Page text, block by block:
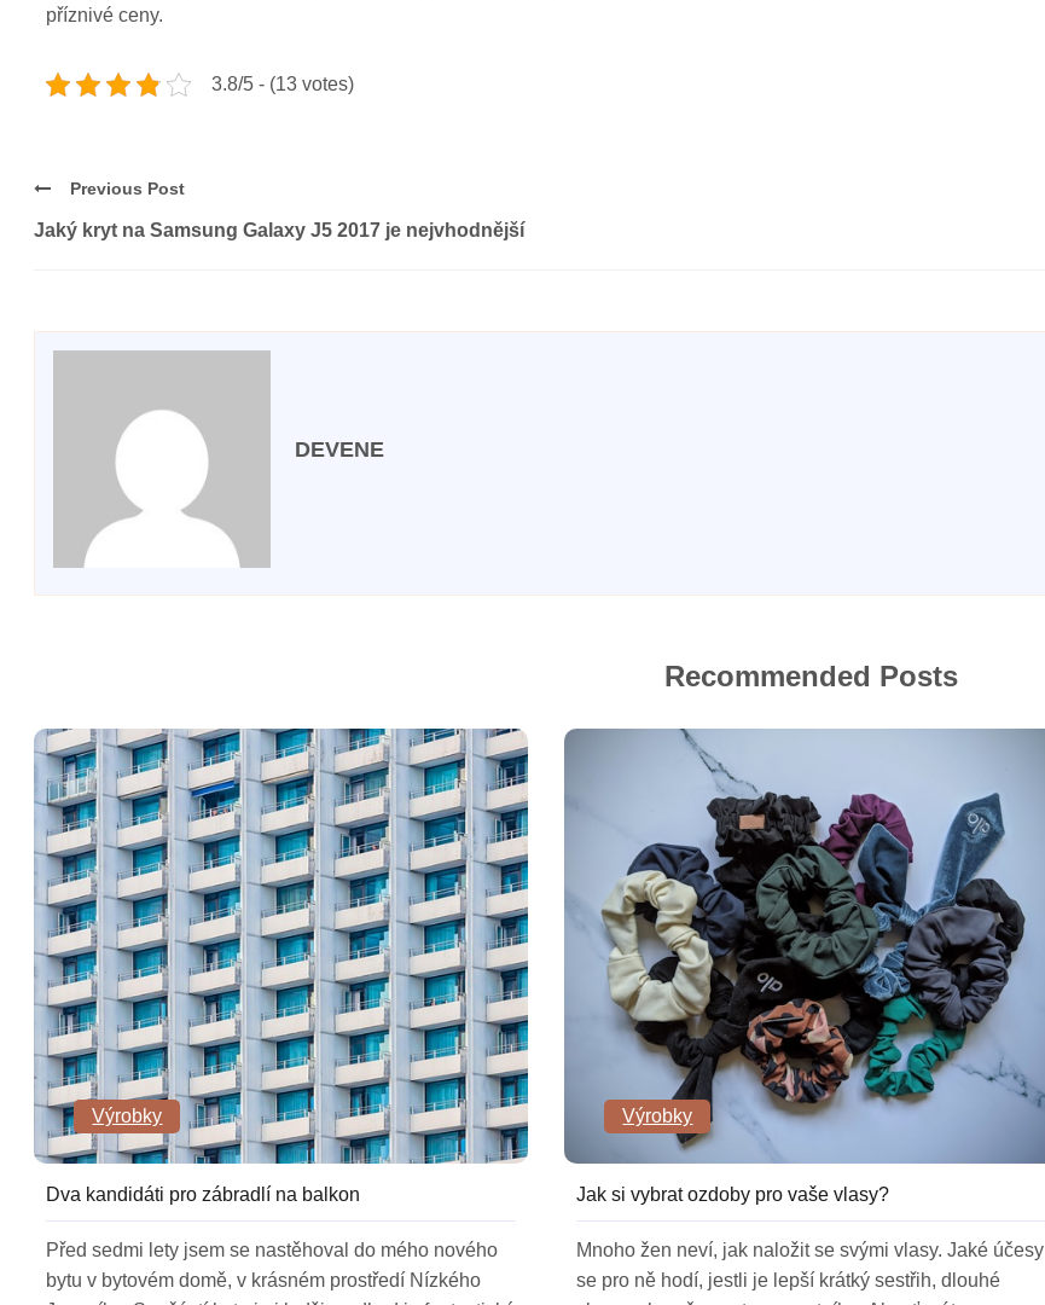
příznivé ceny.
3.8/5 - (13 votes)
Previous Post
Jaký kryt na Samsung Galaxy J5 2017 je nejvhodnější
DEVENE
Recommended Posts
Výrobky
Dva kandidáti pro zábradlí na balkon
Před sedmi lety jsem se nastěhoval do mého nového
bytu v bytovém domě, v krásném prostředí Nízkého
Výrobky
Jak si vybrat ozdoby pro vaše vlasy?
Mnoho žen neví, jak naložit se svými vlasy. Jaké účesy
se pro ně hodí, jestli je lepší krátký sestřih, dlouhé